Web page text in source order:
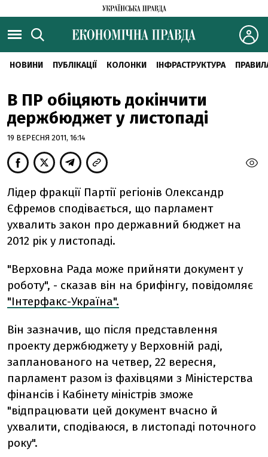
НОВИНИ ПУБЛІКАЦІЇ КОЛОНКИ ІНФРАСТРУКТУРА
В ПР обіцяють докінчити
держбюджет у листопадi
19 ВЕРЕСНЯ 2011, 16:14
Лiдер фракцiї Партiї регiонiв Олександр
Єфремов сподiвається, що парламент
ухвалить закон про державний бюджет на
2012 рiк у листопадi.
"Верховна Рада може прийняти документ у
роботу", - сказав він на брифiнгу, повідомляє
"Інтерфакс-Україна".
Вiн зазначив, що пiсля представлення
проекту держбюджету у Верховнiй радi,
запланованого на четвер, 22 вересня,
парламент разом iз фахiвцями з Мiнiстерства
фiнансiв i Кабiнету мiнiстрiв зможе
"вiдпрацювати цей документ вчасно й
ухвалити, сподiваюся, в листопадi поточного
року".